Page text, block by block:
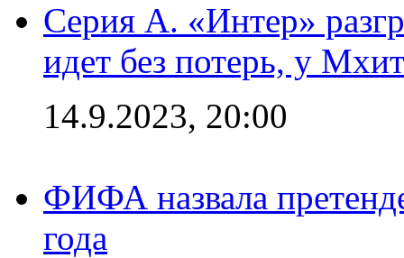
Серия А. «Интер»
идет без потерь, у
14.9.2023, 20:00
ФИФА назвала
года